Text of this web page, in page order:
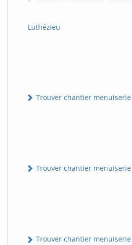
Luthézieu
Trouver chantier menuiserie
Trouver chantier menuiserie
Trouver chantier menuiserie